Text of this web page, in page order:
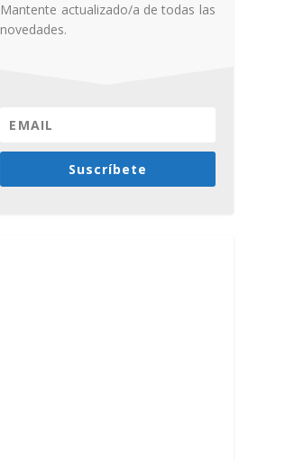
Mantente actualizado/a de todas las
novedades.
Suscríbete